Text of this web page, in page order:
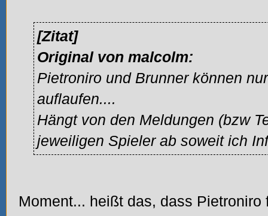
[Zitat]
Original von malcolm:
Pietroniro und Brunner können
auflaufen....
Hängt von den Meldungen (bzw
jeweiligen Spieler ab soweit ich
Moment... heißt das, dass